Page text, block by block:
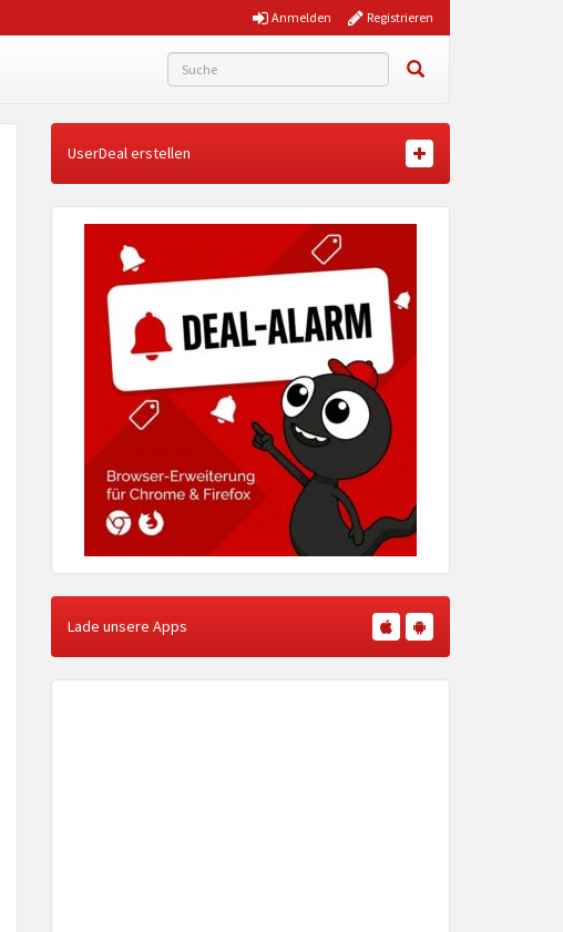
Registrieren
Anmelden
UserDeal erstellen
Lade unsere Apps